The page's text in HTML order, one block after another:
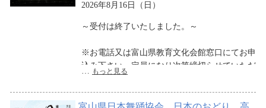
2026年8月16日（日）
～受付は終了いたしました。～
※お電話又は富山県教育文化会館窓口にてお申
込み下さい。定員になり次第締切らせていただ
※最長２時間まで
もっと見る